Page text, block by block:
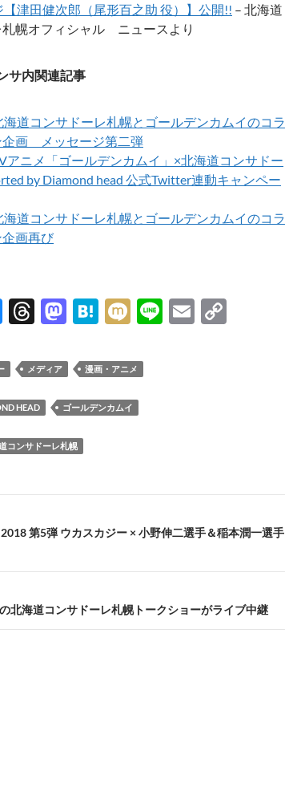
【津田健次郎（尾形百之助 役）】公開!! – 北海道
札幌オフィシャル ニュースより
サ内関連記事
道コンサドーレ札幌とゴールデンカムイのコラ
企画 メッセージ第二弾
アニメ「ゴールデンカムイ」×北海道コンサドー
by Diamond head 公式Twitter連動キャンペー
道コンサドーレ札幌とゴールデンカムイのコラ
画再び
Bl
es
k
y
T
e
a
ds
M
to
d
o
n
H
e
n
a
M Li
E
メディア 漫画・アニメ
HEAD ゴールデンカムイ
コンサドーレ札幌
2018 第5弾 ウカスカジー × 小野伸二選手＆稲本潤一選手
北海道コンサドーレ札幌トークショーがライブ中継